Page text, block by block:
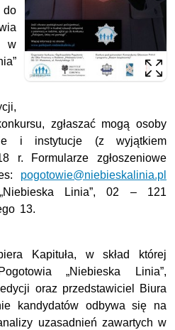
w
zgłaszać mogą osoby
i instytucje (z wyjątkiem
r. Formularze zgłoszeniowe
pogotowie@niebieskalinia.pl
Linia”, 02 – 121
13.
Kapituła, w skład której
„Niebieska Linia”,
oraz przedstawiciel Biura
kandydatów odbywa się na
uzasadnień zawartych w